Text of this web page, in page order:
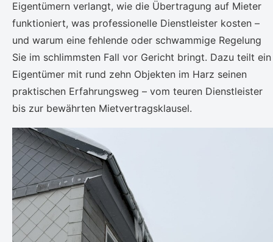
Eigentümern verlangt, wie die Übertragung auf Mieter
funktioniert, was professionelle Dienstleister kosten –
und warum eine fehlende oder schwammige Regelung
Sie im schlimmsten Fall vor Gericht bringt. Dazu teilt ein
Eigentümer mit rund zehn Objekten im Harz seinen
praktischen Erfahrungsweg – vom teuren Dienstleister
bis zur bewährten Mietvertragsklausel.